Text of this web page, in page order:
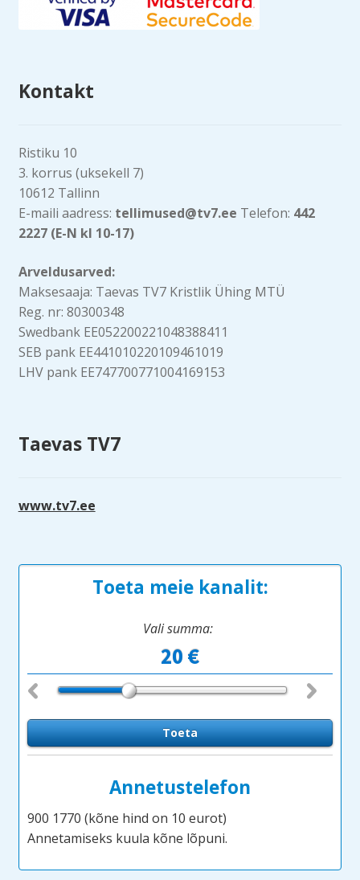
Kontakt
Ristiku 10
3. korrus (uksekell 7)
10612 Tallinn
E-maili aadress: tellimused@tv7.ee Telefon: 442
2227 (E-N kl 10-17)
Arveldusarved:
Maksesaaja: Taevas TV7 Kristlik Ühing MTÜ
Reg. nr: 80300348
Swedbank EE052200221048388411
SEB pank EE441010220109461019
LHV pank EE747700771004169153
Taevas TV7
www.tv7.ee
Toeta meie kanalit:
Vali summa:
Annetustelefon
900 1770 (kõne hind on 10 eurot)
Annetamiseks kuula kõne lõpuni.